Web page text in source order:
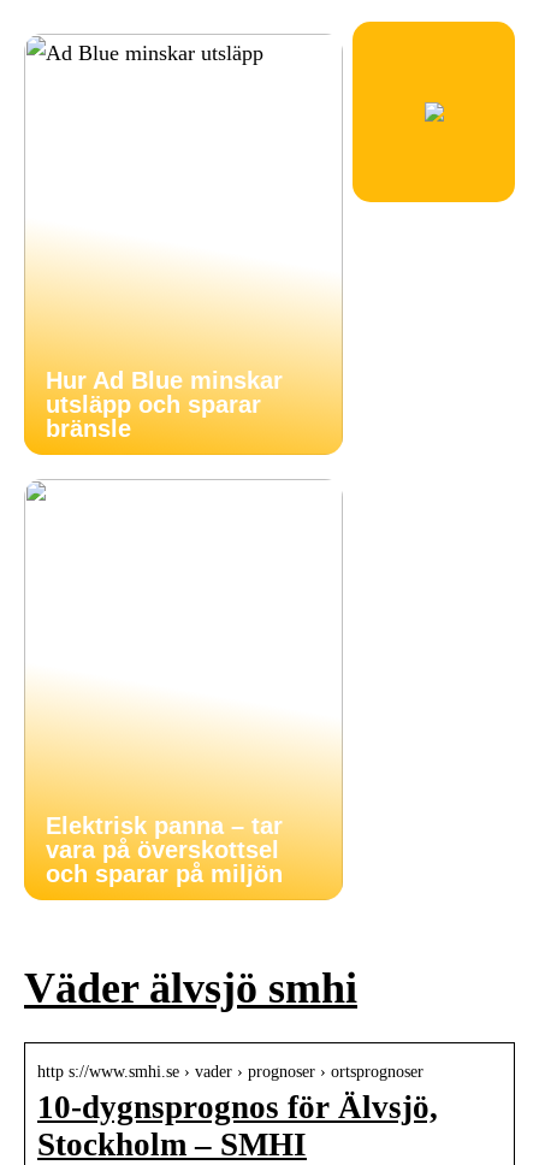
Hur Ad Blue minskar
utsläpp och sparar
bränsle
Elektrisk panna – tar
vara på överskottsel
och sparar på miljön
Väder älvsjö smhi
http s://www.smhi.se › vader › prognoser › ortsprognoser
10-dygnsprognos för Älvsjö,
Stockholm – SMHI